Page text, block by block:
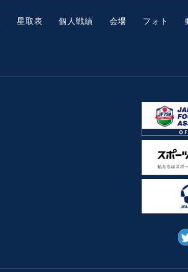
星取表 個人戦績 会場 フォト